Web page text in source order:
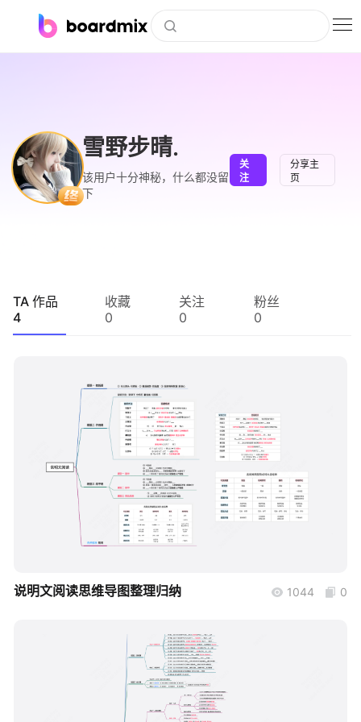
下载
会员
企业服务
知识分享社区
雪野步晴.
该用户十分神秘，什么都没留
下
关
注
分享主
页
TA 作品
4
收藏
0
关注
0
粉丝
0
boardmix
说明文阅读思维导图整理归纳 1044 0